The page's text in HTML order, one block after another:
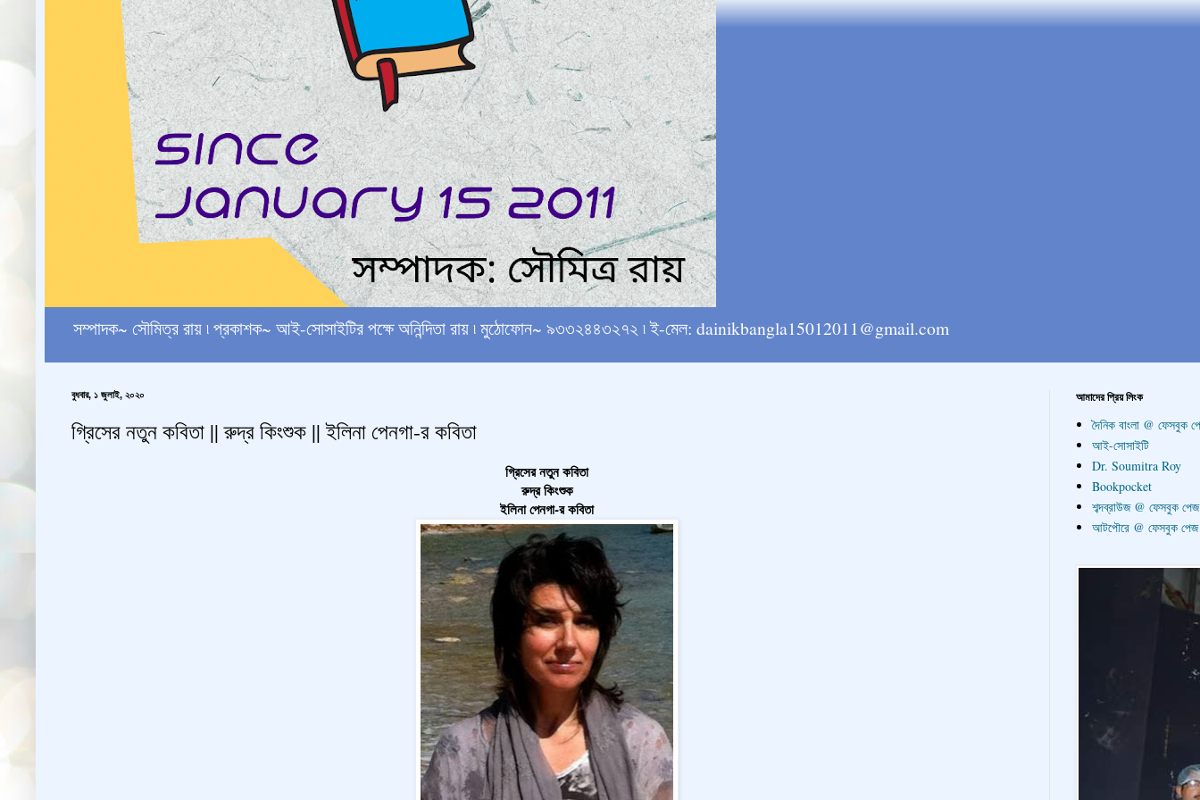
সম্পাদক~ সৌমিত্র রায় ৷ প্রকাশক~ আই-সোসাইটির পক্ষে অনিন্দিতা রায় ৷ মুঠোফোন~ ৯৩৩২৪৪৩২৭২ ৷ ই-মেল: dainikbangla15012011@gmail.com
বুধবার, ১ জুলাই, ২০২০
গ্রিসের নতুন কবিতা || রুদ্র কিংশুক || ইলিনা পেনগা-র কবিতা
গ্রিসের নতুন কবিতা
রুদ্র কিংশুক
ইলিনা পেনগা-র কবিতা
আমাদের প্রিয় লিংক
দৈনিক বাংলা @ ফেসবুক
আই-সোসাইটি
Dr. Soumitra Roy
Bookpocket
শব্দব্রাউজ @ ফেসবুক পেজ
আটপৌরে @ ফেসবুক পেজ